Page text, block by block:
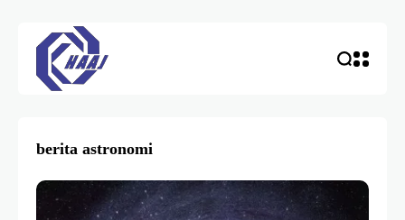
berita astronomi